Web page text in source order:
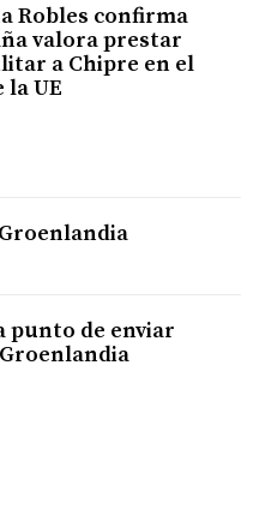
Robles confirma
valora prestar
a Chipre en el
la UE
punto de enviar